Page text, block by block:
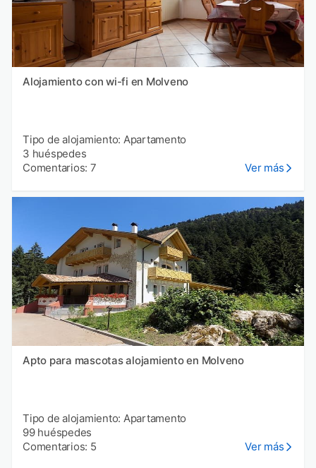
Alojamiento con wi-fi en Molveno
Tipo de alojamiento: Apartamento
3 huéspedes
Comentarios: 7
Ver más
Apto para mascotas alojamiento en Molveno
Tipo de alojamiento: Apartamento
99 huéspedes
Comentarios: 5
Ver más